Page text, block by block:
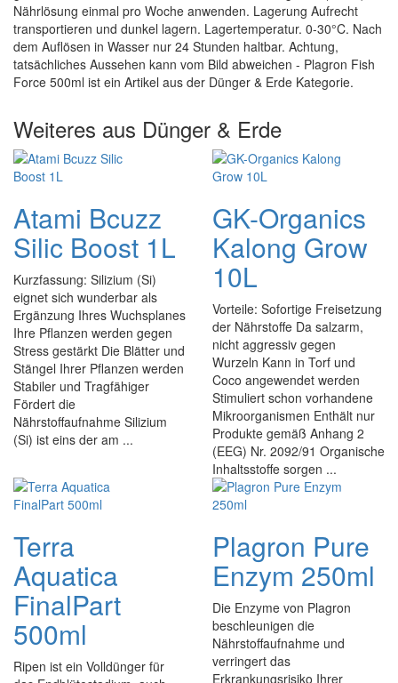
Nährlösung einmal pro Woche anwenden. Lagerung Aufrecht
transportieren und dunkel lagern. Lagertemperatur. 0-30°C. Nach
dem Auflösen in Wasser nur 24 Stunden haltbar. Achtung,
tatsächliches Aussehen kann vom Bild abweichen - Plagron Fish
Force 500ml ist ein Artikel aus der Dünger & Erde Kategorie.
Weiteres aus Dünger & Erde
Atami Bcuzz
Silic Boost 1L
Kurzfassung: Silizium (Si)
eignet sich wunderbar als
Ergänzung Ihres Wuchsplanes
Ihre Pflanzen werden gegen
Stress gestärkt Die Blätter und
Stängel Ihrer Pflanzen werden
Stabiler und Tragfähiger
Fördert die
Nährstoffaufnahme Silizium
(Si) ist eins der am ...
GK-Organics
Kalong Grow
10L
Vorteile: Sofortige Freisetzung
der Nährstoffe Da salzarm,
nicht aggressiv gegen
Wurzeln Kann in Torf und
Coco angewendet werden
Stimuliert schon vorhandene
Mikroorganismen Enthält nur
Produkte gemäß Anhang 2
(EEG) Nr. 2092/91 Organische
Inhaltsstoffe sorgen ...
Terra
Aquatica
FinalPart
500ml
Ripen ist ein Volldünger für
Plagron Pure
Enzym 250ml
Die Enzyme von Plagron
beschleunigen die
Nährstoffaufnahme und
verringert das
Erkrankungsrisiko Ihrer